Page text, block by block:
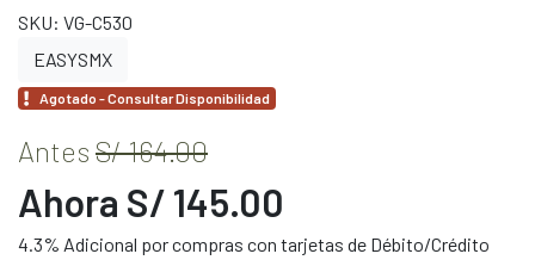
SKU: VG-C530
EASYSMX
Agotado - Consultar Disponibilidad
Antes S/ 164.00
Ahora S/ 145.00
4.3% Adicional por compras con tarjetas de Débito/Crédito